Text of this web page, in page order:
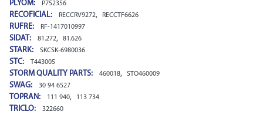
PLYOM: P752356
RECOFICIAL: RECCRV9272, RECCTF6626
RUFRE: RF-1417010997
SIDAT: 81.272, 81.626
STARK: SKCSK-6980036
STC: T443005
STORM QUALITY PARTS: 460018, STO460009
SWAG: 30 94 6527
TOPRAN: 111 940, 113 734
TRICLO: 322660